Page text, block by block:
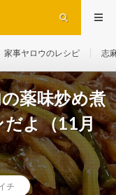
家事ヤロウのレシピ 志
薬味炒め煮
よ（11月
チ